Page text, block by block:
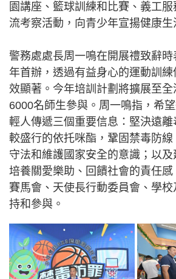
園講座、籃球訓練和比賽、義工
流考察活動，向青少年宣揚健康生
警務處處長周一鳴在開展禮致辭
年首辦，透過有益身心的運動訓
效顯著。今年培訓計劃將擴展至
6000名師生參與。周一鳴指，希
輕人傳遞三個重要信息：堅決遠
較盛行的依托咪酯，鞏固禁毒防
守法和維護國家安全的意識；以及
培養關愛樂助、回饋社會的責任
賽馬會、天使長行動委員會、學
持和參與。